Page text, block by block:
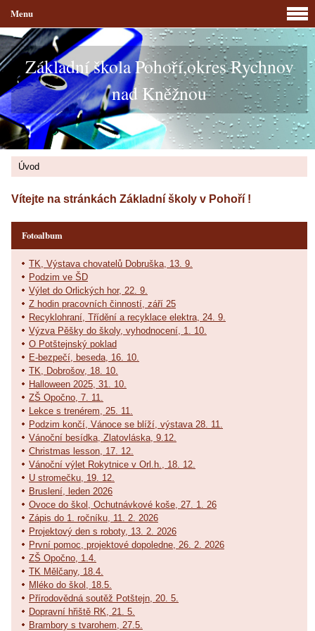
Základní škola Pohoří,okres Rychnov
nad Kněžnou
Úvod
Vítejte na stránkách Základní školy v Pohoří !
Menu
Fotoalbum
TK, Výstava chovatelů Dobruška, 13. 9.
Podzim ve ŠD
Výlet do Orlických hor, 22. 9.
Z hodin pracovních činností, září 25
Recyklohraní, Třídění a recyklace elektra, 24. 9.
Výzva Pěšky do školy, vyhodnocení, 1. 10.
O Potštejnský poklad
E-bezpečí, beseda, 16. 10.
TK, Dobrošov, 18. 10.
Halloween 2025, 31. 10.
ZŠ Opočno, 7. 11.
Lekce s trenérem, 25. 11.
Podzim končí, Vánoce se blíží, výstava 28. 11.
Vánoční besídka, Zlatovláska, 9.12.
Christmas lesson, 17. 12.
Vánoční výlet Rokytnice v Orl.h., 18. 12.
U stromečku, 19. 12.
Bruslení, leden 2026
Ovoce do škol, Ochutnávkové koše, 27. 1. 26
Zápis do 1. ročníku, 11. 2. 2026
Projektový den s roboty, 13. 2. 2026
První pomoc, projektové dopoledne, 26. 2. 2026
ZŠ Opočno, 1.4.
TK Mělčany, 18.4.
Mléko do škol, 18.5.
Přírodovědná soutěž Potštejn, 20. 5.
Dopravní hřiště RK, 21. 5.
Brambory s tvarohem, 27.5.